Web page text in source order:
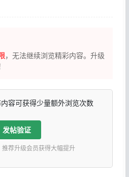
，无法继续浏览精彩内容。升级
容可获得少量额外浏览次数
发帖验证
荐升级会员获得大幅提升